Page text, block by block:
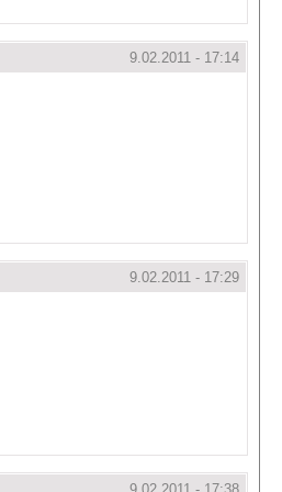
9.02.2011 - 17:14
9.02.2011 - 17:29